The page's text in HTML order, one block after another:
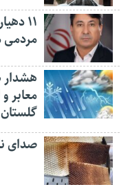
۱۱
مردمی
هشدار
معابر
گلستان
صدای